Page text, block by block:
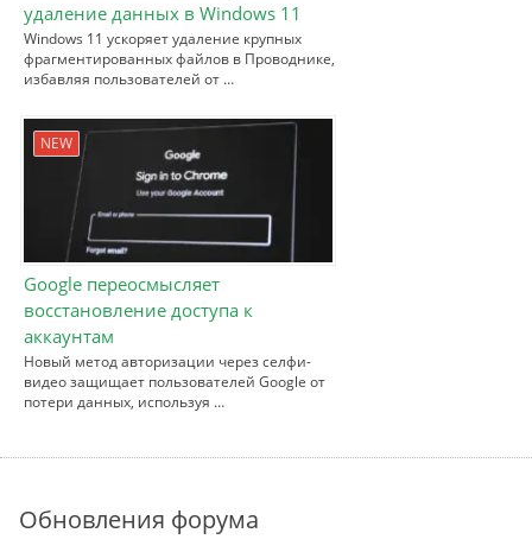
удаление данных в Windows 11
Windows 11 ускоряет удаление крупных
фрагментированных файлов в Проводнике,
избавляя пользователей от …
NEW
Google переосмысляет
восстановление доступа к
аккаунтам
Новый метод авторизации через селфи-
видео защищает пользователей Google от
потери данных, используя …
Обновления форума